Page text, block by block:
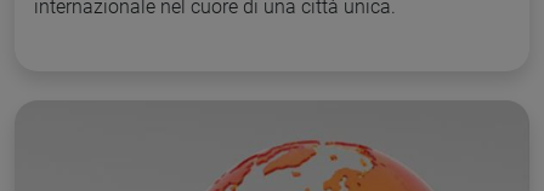
internazionale nel cuore di una città unica.